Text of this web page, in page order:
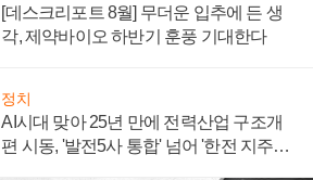
[데스크리포트 8월] 무더운 입추에 든 생
각, 제약바이오 하반기 훈풍 기대한다
정치
AI시대 맞아 25년 만에 전력산업 구조개
편 시동, '발전5사 통합' 넘어 '한전 지주사'